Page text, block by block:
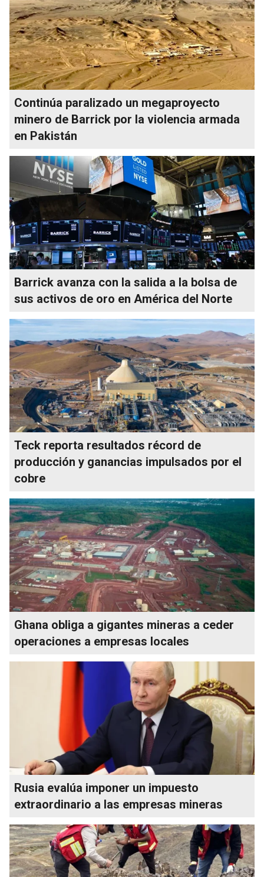
Continúa paralizado un megaproyecto
minero de Barrick por la violencia armada
en Pakistán
Barrick avanza con la salida a la bolsa de
sus activos de oro en América del Norte
Teck reporta resultados récord de
producción y ganancias impulsados por el
cobre
Ghana obliga a gigantes mineras a ceder
operaciones a empresas locales
Rusia evalúa imponer un impuesto
extraordinario a las empresas mineras